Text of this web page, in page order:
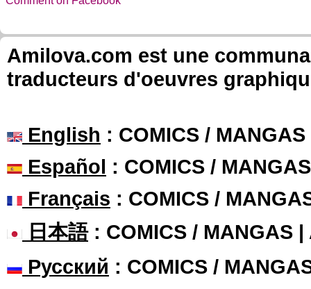
Amilova.com est une
traducteurs d'oeuvres
English : COMICS /
Español : COMICS /
Français : COMICS /
日本語: COMICS / MANGAS |
Русский : COMICS /